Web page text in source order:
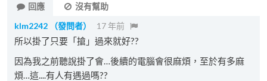
回應
沒有幫助
klm2242
（發問者） 17 年前
所以掛了只要「搶」過來就好??
因為我之前聽說掛了會…後續的電腦會很麻煩，至於有多麻
煩…這....有人有遇過嗎??